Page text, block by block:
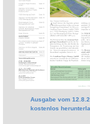
Ausgabe vom
kostenlos